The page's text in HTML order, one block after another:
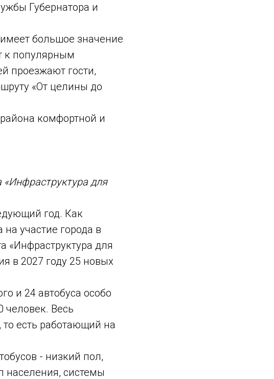
Губернатора и
большое значение
к популярным
проезжают гости,
«От целины до
комфортной и
«Инфраструктура для
год. Как
участие города в
«Инфраструктура для
в 2027 году 25 новых
и 24 автобуса особо
человек. Весь
есть работающий на
- низкий пол,
населения, системы